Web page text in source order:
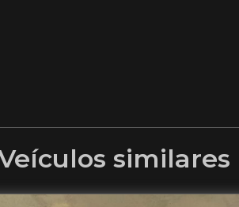
similares